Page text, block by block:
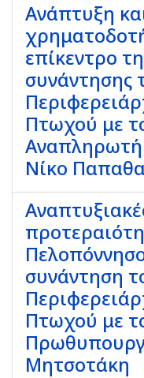
Ανάπτυξη
επίκεντρο
συνάντησης
Πτωχού με
Νίκο
συνάντηση
Πτωχού με
Μητσοτάκη